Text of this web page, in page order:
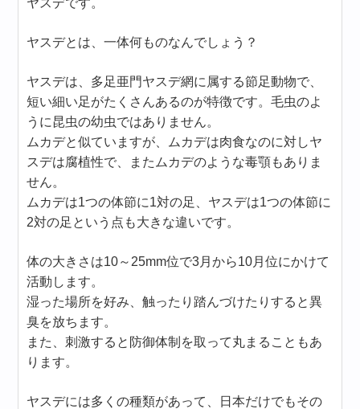
ヤスデです。
ヤスデとは、一体何ものなんでしょう？
ヤスデは、多足亜門ヤスデ網に属する節足動物で、
短い細い足がたくさんあるのが特徴です。毛虫のよ
うに昆虫の幼虫ではありません。
ムカデと似ていますが、ムカデは肉食なのに対しヤ
スデは腐植性で、またムカデのような毒顎もありま
せん。
ムカデは1つの体節に1対の足、ヤスデは1つの体節に
2対の足という点も大きな違いです。
体の大きさは10～25mm位で3月から10月位にかけて
活動します。
湿った場所を好み、触ったり踏んづけたりすると異
臭を放ちます。
また、刺激すると防御体制を取って丸まることもあ
ります。
ヤスデには多くの種類があって、日本だけでもその